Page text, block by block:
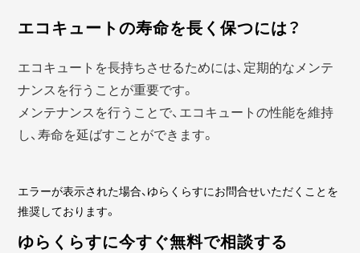
エコキュートの寿命を長く保つには？
エコキュートを長持ちさせるためには、定期的なメンテ
ナンスを行うことが重要です。
メンテナンスを行うことで、エコキュートの性能を維持
し、寿命を延ばすことができます。
エラーが表示された場合、ゆらくらすにお問合せいただくことを
推奨しております。
ゆらくらすに今すぐ無料で相談する